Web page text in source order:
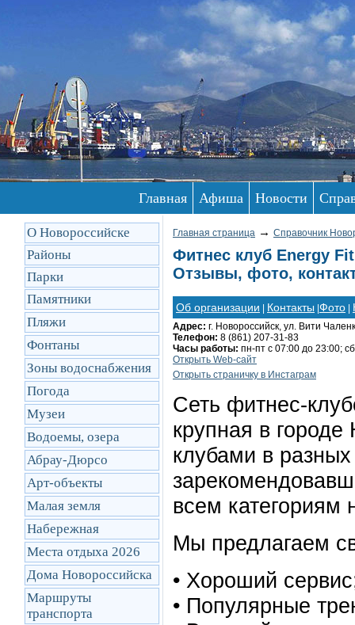
Главная Афиша Новости
О Новороссийске
Районы
Парки
Памятники
Пляжи
Фонтаны
Зоны водоснабжения
Погода
Музеи
Водоемы, озера
Абрау-Дюрсо
Арт-объекты
Малая земля
Набережная
Места отдыха 2026
Дома Новороссийска
Маршруты
транcпорта
Главная страница → Справочник
Фитнес клуб Energy
Отзывы, фото,
Об организации Контакты Фото
Адрес: г. Новороссийск, ул. Вити
Телефон: 8 (861) 207-31-83
Часы работы: пн-пт с 07:00 до 23:00;
Открыть Web-сайт
Открыть cтраничку в Инстаграм
Сеть фитнес-
крупная в
клубами в
всем категориям
Мы предлагаем
• Хороший
• Популярные